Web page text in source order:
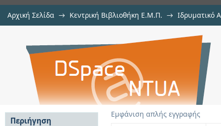
Αρχική Σελίδα → Κεντρική Βιβλιοθήκη Ε.Μ.Π. → Ιδρυματικό
Microstrip circular antennas
Εμφάνιση απλής εγγραφής
Περιήγηση